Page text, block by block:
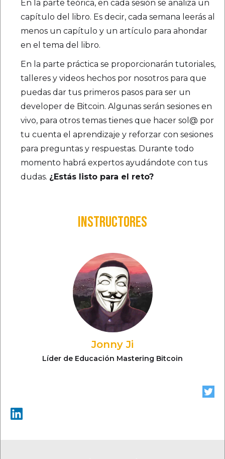
En la parte teórica, en cada sesión se analiza un
capítulo del libro. Es decir, cada semana leerás al
menos un capítulo y un artículo para ahondar
en el tema del libro.
En la parte práctica se proporcionarán tutoriales,
talleres y videos hechos por nosotros para que
puedas dar tus primeros pasos para ser un
developer de Bitcoin. Algunas serán sesiones en
vivo, para otros temas tienes que hacer sol@ por
tu cuenta el aprendizaje y reforzar con sesiones
para preguntas y respuestas. Durante todo
momento habrá expertos ayudándote con tus
dudas. ¿Estás listo para el reto?
INSTRUCTORES
Jonny Ji
Líder de Educación Mastering Bitcoin